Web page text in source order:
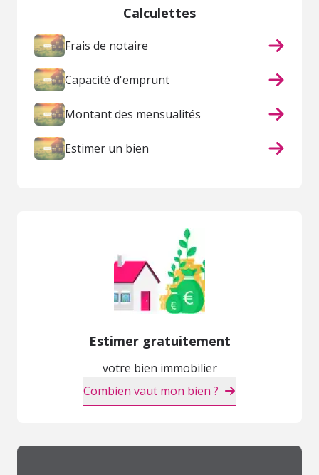
Calculettes
Frais de notaire
Capacité d'emprunt
Montant des mensualités
Estimer un bien
Estimer gratuitement
votre bien immobilier
Combien vaut mon bien ?